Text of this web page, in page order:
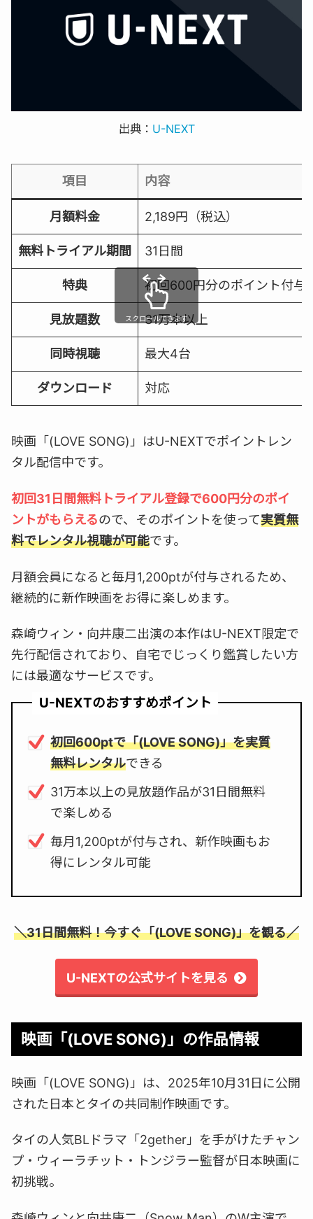
出典： U-NEXT
項目 内容
月額料金 2,189円（税込）
無料トライアル期間 31日間
特典 初回600円分のポイント付与
見放題数 31万本以上
同時視聴 最大4台
ダウンロード 対応
スクロールできます
映画「(LOVE SONG)」はU-NEXTでポイントレン
タル配信中です。
初回31日間無料トライアル登録で600円分のポイ
ントがもらえるので、そのポイントを使って実質無
料でレンタル視聴が可能です。
月額会員になると毎月1,200ptが付与されるため、
継続的に新作映画をお得に楽しめます。
森崎ウィン・向井康二出演の本作はU-NEXT限定で
先行配信されており、自宅でじっくり鑑賞したい方
には最適なサービスです。
U-NEXTのおすすめポイント
初回600ptで「(LOVE SONG)」を実質
無料レンタルできる
31万本以上の見放題作品が31日間無料
で楽しめる
毎月1,200ptが付与され、新作映画もお
得にレンタル可能
＼31日間無料！今すぐ「(LOVE SONG)」を観る／
U-NEXTの公式サイトを見る
映画「(LOVE SONG)」の作品情報
映画「(LOVE SONG)」は、2025年10月31日に公開
された日本とタイの共同制作映画です。
タイの人気BLドラマ「2gether」を手がけたチャン
プ・ウィーラチット・トンジラー監督が日本映画に
初挑戦。